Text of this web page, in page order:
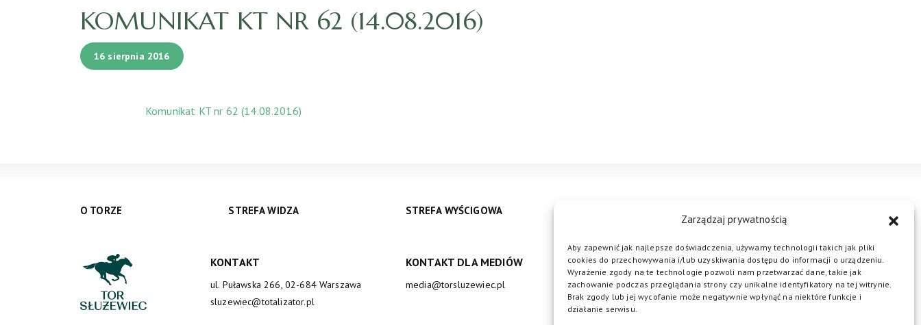
Zarządzaj prywatnością
Aby zapewnić jak najlepsze doświadczenia, używamy technologii takich jak pliki
cookies do przechowywania i/lub uzyskiwania dostępu do informacji o urządzeniu.
Wyrażenie zgody na te technologie pozwoli nam przetwarzać dane, takie jak
zachowanie podczas przeglądania strony czy unikalne identyfikatory na tej witrynie.
Brak zgody lub jej wycofanie może negatywnie wpłynąć na niektóre funkcje i
działanie serwisu.
KOMUNIKAT KT NR 62 (14.08.2016)
16 sierpnia 2016
Komunikat KT nr 62 (14.08.2016)
O TORZE STREFA WIDZA STREFA WYŚCIGOWA
KONTAKT
ul. Puławska 266, 02-684 Warszawa
sluzewiec@totalizator.pl
KONTAKT DLA MEDIÓW
media@torsluzewiec.pl
DOŁĄCZ DO NAS